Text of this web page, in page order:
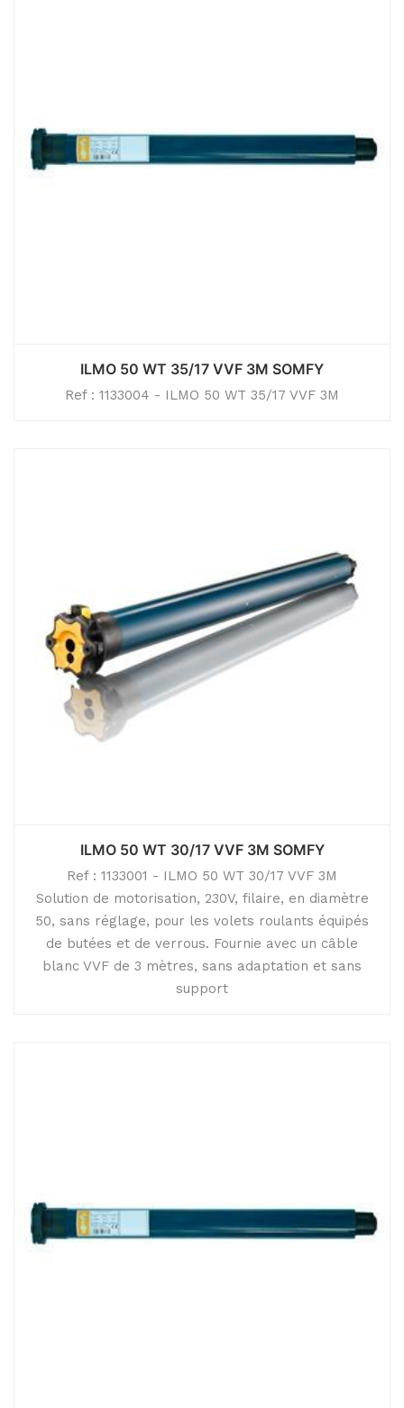
ILMO 50 WT 35/17 VVF 3M SOMFY
Ref : 1133004 - ILMO 50 WT 35/17 VVF 3M
ILMO 50 WT 30/17 VVF 3M SOMFY
Ref : 1133001 - ILMO 50 WT 30/17 VVF 3M
Solution de motorisation, 230V, filaire, en diamètre
50, sans réglage, pour les volets roulants équipés
de butées et de verrous. Fournie avec un câble
blanc VVF de 3 mètres, sans adaptation et sans
support